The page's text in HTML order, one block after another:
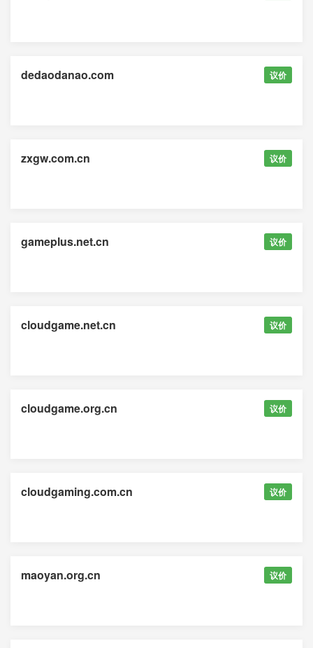
dedaodanao.com 议价
zxgw.com.cn 议价
gameplus.net.cn 议价
cloudgame.net.cn 议价
cloudgame.org.cn 议价
cloudgaming.com.cn 议价
maoyan.org.cn 议价